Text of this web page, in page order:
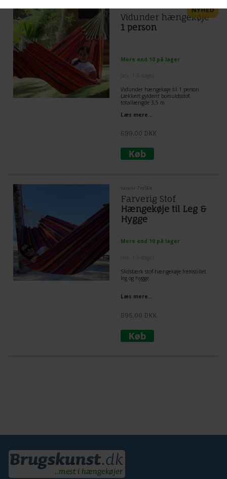
Vidunder hængekøje
1 person
Mere end 10 på lager
Vidunder hængekøje til 1 person.
Lækkert gyldent bomuldsstof.
totallængde 3,5 m
og liggelængden er 2,20 m.
Læs mere...
699,00 DKK
Varenr. Fm564
Farverig Stof
Hængekøje til Leg &
Hygge
Mere end 10 på lager
Slidstærk stof-hængekøje fremstillet
leg og hygge.
Læs mere...
895,00 DKK